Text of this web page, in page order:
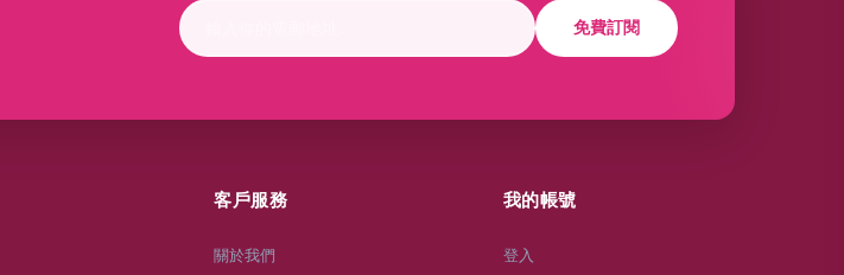
免費訂閱
客戶服務
關於我們
我的帳號
登入